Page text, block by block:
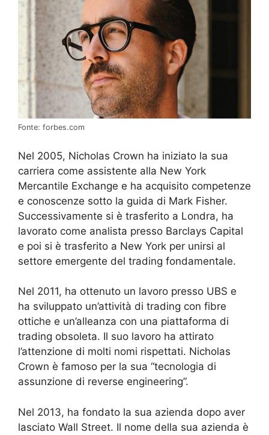
Fonte: forbes.com
Nel 2005, Nicholas Crown ha iniziato la sua
carriera come assistente alla New York
Mercantile Exchange e ha acquisito competenze
e conoscenze sotto la guida di Mark Fisher.
Successivamente si è trasferito a Londra, ha
lavorato come analista presso Barclays Capital
e poi si è trasferito a New York per unirsi al
settore emergente del trading fondamentale.
Nel 2011, ha ottenuto un lavoro presso UBS e
ha sviluppato un’attività di trading con fibre
ottiche e un’alleanza con una piattaforma di
trading obsoleta. Il suo lavoro ha attirato
l’attenzione di molti nomi rispettati. Nicholas
Crown è famoso per la sua “tecnologia di
assunzione di reverse engineering”.
Nel 2013, ha fondato la sua azienda dopo aver
lasciato Wall Street. Il nome della sua azienda è